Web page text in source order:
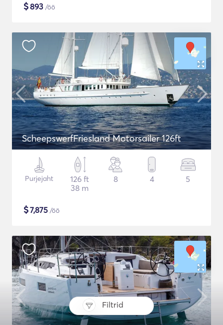
Filtrid
$893 /öö
ScheepswerfFriesland Motorsailer 126ft
Purjejaht
126 ft
38 m
8 4 5
$7,875 /öö